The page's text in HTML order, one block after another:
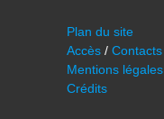
Plan du site
Accès / Contacts
Mentions légales
Crédits